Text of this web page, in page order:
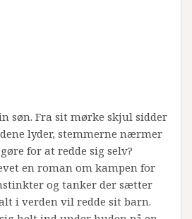
søn. Fra sit mørke skjul sidder
lyder, stemmerne nærmer
for at redde sig selv?
en roman om kampen for
og tanker der sætter
i verden vil redde sit barn.